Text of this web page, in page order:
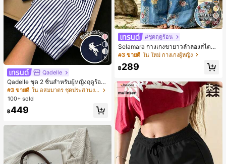
5
Qadelle
Qadelle ชุด 2 ชิ้นสำหรับผู้หญิงฤดูร้อน
แบบสบายๆ สำหรับใส่ทุกวัน, กางเกงขา
ยาวลายทางสีน้ำเงินเข้มและสีขาว, เสื้อ
ยืดแขนสั้นคอกลมปักลายรัดรูป
#3 ขายดี
ใน อสมมาตร ชุดประสานงานสตรี
100+ sold
฿449
22
#ชุดฤดูร้อน
Selamara กางเกงขายาวลำลองสไตล์โ
บฮีเมียนสำหรับพักผ่อน สีกากี ผิวสัมผัส
มีเท็กซ์เจอร์ เอวสูงทรงหลวม เอวยางยืด
พร้อมเชือกรูด ทรงขาตรงทิ้งตัว ขากว้า
ดินทาง
#3 ขายดี ใน ใหม่ กางเกงผู้หญิง
฿289